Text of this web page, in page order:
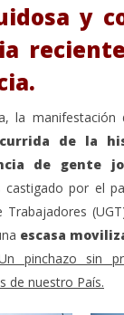
VIENDO AHORA
con pinchazo de
y críticas a la
y
la manifestación
de la
de gente
por el
Trabajadores
escasa
pinchazo sin
de nuestro País.